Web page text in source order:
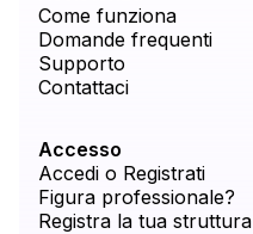
Come funziona
Domande frequenti
Supporto
Contattaci
Accesso
Accedi o Registrati
Figura professionale?
Registra la tua struttura